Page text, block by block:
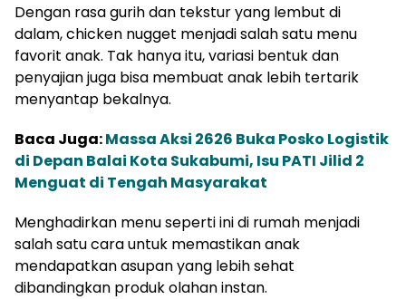
Dengan rasa gurih dan tekstur yang lembut di
dalam, chicken nugget menjadi salah satu menu
favorit anak. Tak hanya itu, variasi bentuk dan
penyajian juga bisa membuat anak lebih tertarik
menyantap bekalnya.
Baca Juga:Massa Aksi 2626 Buka Posko Logistik
di Depan Balai Kota Sukabumi, Isu PATI Jilid 2
Menguat di Tengah Masyarakat
Menghadirkan menu seperti ini di rumah menjadi
salah satu cara untuk memastikan anak
mendapatkan asupan yang lebih sehat
dibandingkan produk olahan instan.